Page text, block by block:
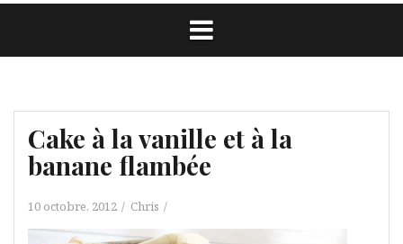
Cake à la vanille et à la
banane flambée
10 octobre, 2012 Chris